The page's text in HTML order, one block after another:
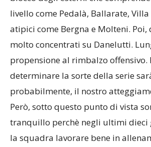
livello come Pedalà, Ballarate,
atipici come Bergna e Molteni. Poi,
molto concentrati su Danelutti.
propensione al rimbalzo offensivo.
determinare la sorte della serie
probabilmente, il nostro
Però, sotto questo punto di vista
tranquillo perchè negli ultimi dieci
la squadra lavorare bene in